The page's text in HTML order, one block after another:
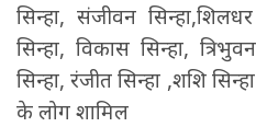
सिन्हा, संजीवन
सिन्हा, विकास सिन्हा,
सिन्हा, रंजीत सिन्हा ,शशि
के लोग शामिल